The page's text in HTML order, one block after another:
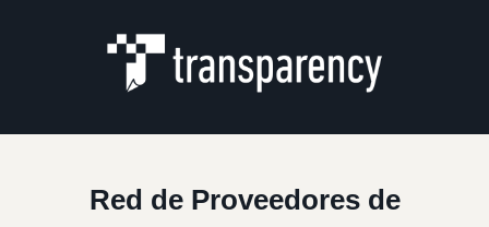
Red de Proveedores de